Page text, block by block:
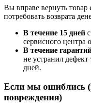
Вы вправе вернуть
потребовать возврата
В течение 15 дней
сервисного центра
В течение
не устранил дефект
дней.
Если мы ошиблись
повреждения)